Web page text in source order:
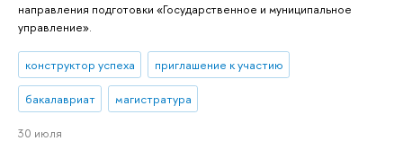
направления подготовки «Государственное и муниципальное
управление».
конструктор успеха приглашение к участию
бакалавриат магистратура
30 июля